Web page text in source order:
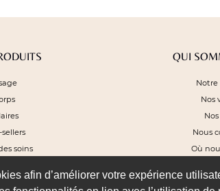
afin d’améliorer votre expérience
sellers
soins
QUI
Notre
Nos
Nous
Où
SUIVEZ-